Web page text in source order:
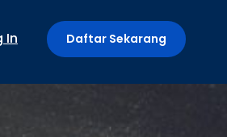
In Daftar Sekarang